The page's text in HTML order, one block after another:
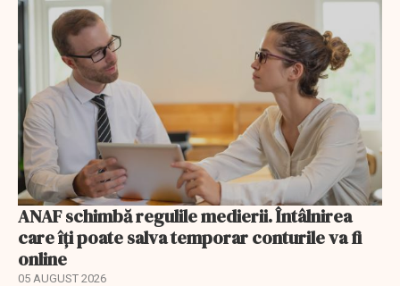
ANAF schimbă regulile medierii. Întâlnirea
care îți poate salva temporar conturile va fi
online
05 AUGUST 2026